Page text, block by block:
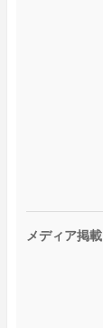
メディア掲載